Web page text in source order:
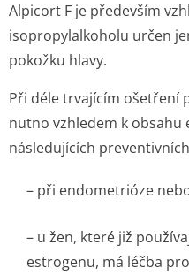
Alpicort F je především
isopropylalkoholu určen
pokožku hlavy.
Při déle trvajícím ošetření
nutno vzhledem k
následujících
– při endometrióze
– u žen, které již
estrogenu, má léčba